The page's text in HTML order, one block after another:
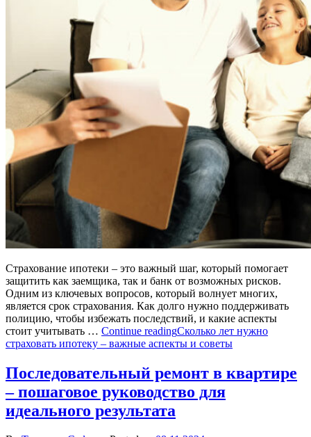
Страхование ипотеки – это важный шаг, который помогает
защитить как заемщика, так и банк от возможных рисков.
Одним из ключевых вопросов, который волнует многих,
является срок страхования. Как долго нужно поддерживать
полицию, чтобы избежать последствий, и какие аспекты
стоит учитывать … Continue readingСколько лет нужно
страховать ипотеку – важные аспекты и советы
Последовательный ремонт в квартире
– пошаговое руководство для
идеального результата